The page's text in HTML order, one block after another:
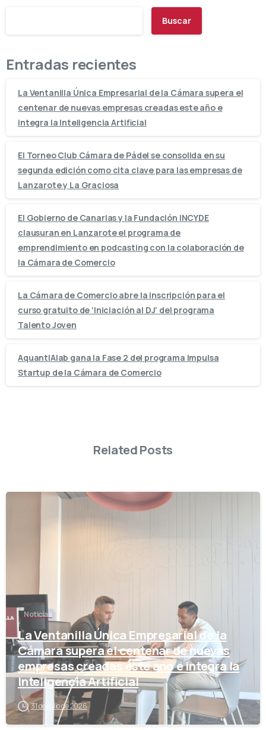
Buscar
Entradas recientes
La Ventanilla Única Empresarial de la Cámara supera el
centenar de nuevas empresas creadas este año e
integra la Inteligencia Artificial
El Torneo Club Cámara de Pádel se consolida en su
segunda edición como cita clave para las empresas de
Lanzarote y La Graciosa
El Gobierno de Canarias y la Fundación INCYDE
clausuran en Lanzarote el programa de
emprendimiento en podcasting con la colaboración de
la Cámara de Comercio
La Cámara de Comercio abre la inscripción para el
curso gratuito de ‘Iniciación al DJ’ del programa
Talento Joven
AquantIAlab gana la Fase 2 del programa Impulsa
Startup de la Cámara de Comercio
Related Posts
Noticias
La Ventanilla Única Empresarial de la
Cámara supera el centenar de nuevas
empresas creadas este año e integra la
Inteligencia Artificial
31 de julio de 2026